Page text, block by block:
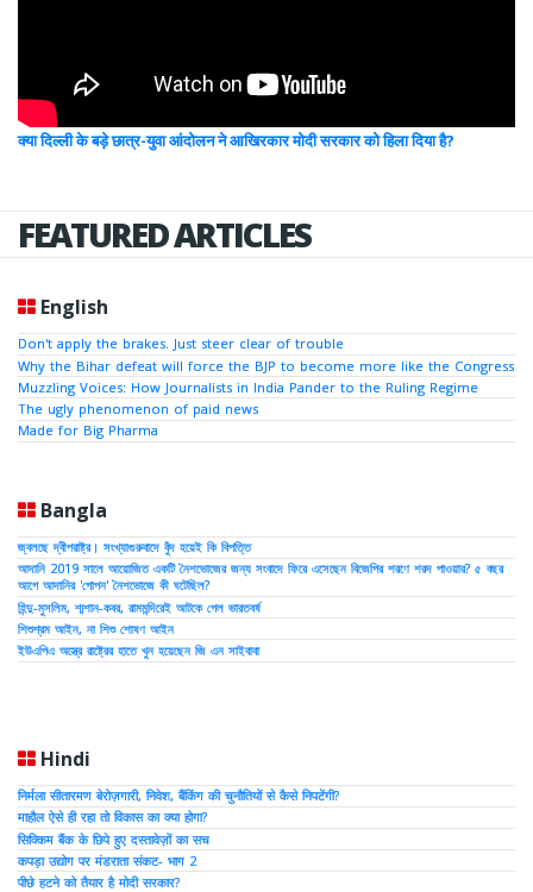
क्या दिल्ली के बड़े छात्र-युवा आंदोलन ने आखिरकार मोदी सरकार को हिला दिया है?
FEATURED ARTICLES
English
Don't apply the brakes. Just steer clear of trouble
Why the Bihar defeat will force the BJP to become more like the Congress
Muzzling Voices: How Journalists in India Pander to the Ruling Regime
The ugly phenomenon of paid news
Made for Big Pharma
Bangla
জ্বলছে দ্বীপরাষ্ট্র। সংখ্যাগুরুবাদে বুঁদ হয়েই কি বিপত্তি
আদানি 2019 সালে আয়োজিত একটি নৈশভোজের জন্য সংবাদে ফিরে এসেছেন বিজেপির শরণে শরদ পাওয়ার? ৫ বছর
আগে আদানির 'গোপন' নৈশভোজে কী ঘটেছিল?
হিন্দু-মুসলিম, শ্মশান-কবর, রামমন্দিরেই আটকে গেল ভারতবর্ষ
শিশুশ্রম আইন, না শিশু শোষণ আইন
ইউএপিএ অস্ত্রে রাষ্ট্রের হাতে খুন হয়েছেন জি এন সাইবাবা
Hindi
निर्मला सीतारमण बेरोज़गारी, निवेश, बैंकिंग की चुनौतियों से कैसे निपटेंगी?
माहौल ऐसे ही रहा तो विकास का क्या होगा?
सिक्किम बैंक के छिपे हुए दस्तावेज़ों का सच
कपड़ा उद्योग पर मंडराता संकट- भाग 2
पीछे हटने को तैयार है मोदी सरकार?